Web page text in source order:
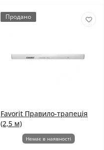
Продано
Favorit Правило-трапеція
(2,5 м)
Немає в наявності